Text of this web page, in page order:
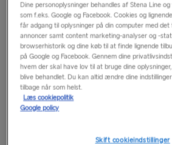
brændstof i min bil
autocamper?
Du må medbringe maks. 5 liter
eller olie) i en godkendt plast eller
beholderen ikke viser tegn på slid eller
Dine personoplysninger behandles af Stena Line
som f.eks. Google og Facebook. Cookies og
får adgang til oplysninger på din computer med
annoncer samt content marketing-analyser og -
browserhistorik og dine køb til at finde lignende
på Google og Facebook. Gennem dine
hvem der skal have lov til at bruge dine
blive behandlet. Du kan altid ændre dine
tilbage når som helst.
Læs cookiepolitik
Google policy
Skift cookieindstillinger